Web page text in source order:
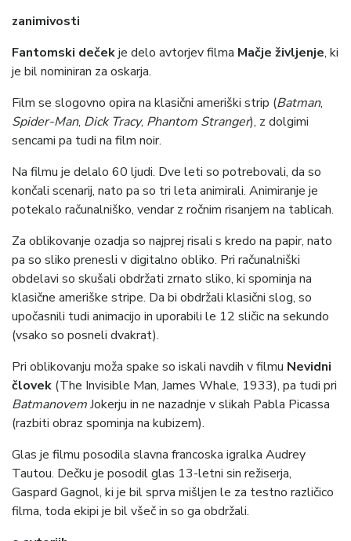
zanimivosti
Fantomski dečekje delo avtorjev filma Mačje življenje, ki
je bil nominiran za oskarja.
Film se slogovno opira na klasični ameriški strip (Batman,
Spider-Man, Dick Tracy, Phantom Stranger), z dolgimi
sencami pa tudi na film noir.
Na filmu je delalo 60 ljudi. Dve leti so potrebovali, da so
končali scenarij, nato pa so tri leta animirali. Animiranje je
potekalo računalniško, vendar z ročnim risanjem na tablicah.
Za oblikovanje ozadja so najprej risali s kredo na papir, nato
pa so sliko prenesli v digitalno obliko. Pri računalniški
obdelavi so skušali obdržati zrnato sliko, ki spominja na
klasične ameriške stripe. Da bi obdržali klasični slog, so
upočasnili tudi animacijo in uporabili le 12 sličic na sekundo
(vsako so posneli dvakrat).
Pri oblikovanju moža spake so iskali navdih v filmu Nevidni
človek (The Invisible Man, James Whale, 1933), pa tudi pri
BatmanovemJokerju in ne nazadnje v slikah Pabla Picassa
(razbiti obraz spominja na kubizem).
Glas je filmu posodila slavna francoska igralka Audrey
Tautou. Dečku je posodil glas 13-letni sin režiserja,
Gaspard Gagnol, ki je bil sprva mišljen le za testno različico
filma, toda ekipi je bil všeč in so ga obdržali.